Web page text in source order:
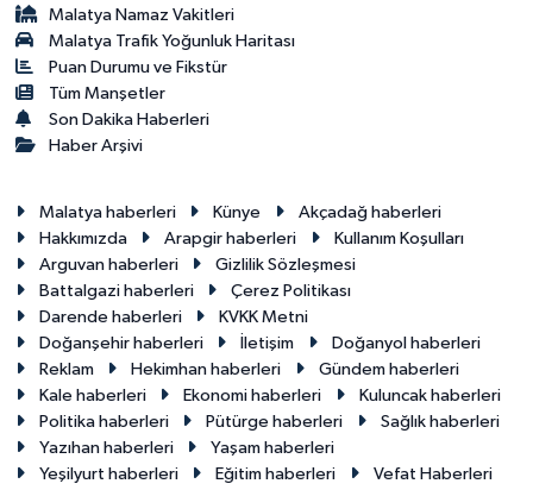
Malatya Namaz Vakitleri
Malatya Trafik Yoğunluk Haritası
Puan Durumu ve Fikstür
Tüm Manşetler
Son Dakika Haberleri
Haber Arşivi
Malatya haberleri Künye
Akçadağ haberleri
Hakkımızda
Arapgir haberleri
Kullanım Koşulları
Arguvan haberleri
Gizlilik Sözleşmesi
Battalgazi haberleri
Çerez Politikası
Darende haberleri
KVKK Metni
Doğanşehir haberleri
İletişim
Doğanyol haberleri
Reklam
Hekimhan haberleri
Gündem haberleri
Kale haberleri
Ekonomi haberleri
Kuluncak haberleri
Politika haberleri
Pütürge haberleri
Sağlık haberleri
Yazıhan haberleri
Yaşam haberleri
Yeşilyurt haberleri
Eğitim haberleri
Vefat Haberleri